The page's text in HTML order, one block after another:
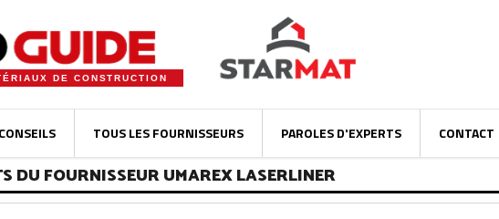
DE CONSTRUCTION
TOUS LES FOURNISSEURS PAROLES D'EXPERTS CONTACT
DU FOURNISSEUR UMAREX LASERLINER